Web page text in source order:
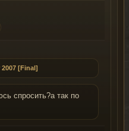
2007 [Final]
спросить?а так по